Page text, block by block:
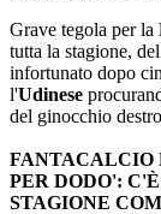
Grave tegola per la
tutta la stagione,
infortunato dopo
l'Udinese
del ginocchio
FANTACALCIO
PER DODO':
STAGIONE